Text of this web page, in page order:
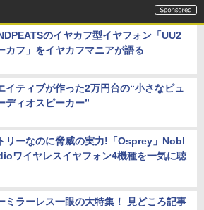
のイヤカフ型イヤフォン「UU2
カフ」をイヤカフマニアが語る
イティブが作った2万円台の“小さなピュ
ディオスピーカー”
リーなのに脅威の実力!「Osprey」Nobl
ワイヤレスイヤフォン4機種を一気に聴
ミラーレス一眼の大特集！ 見どころ記事